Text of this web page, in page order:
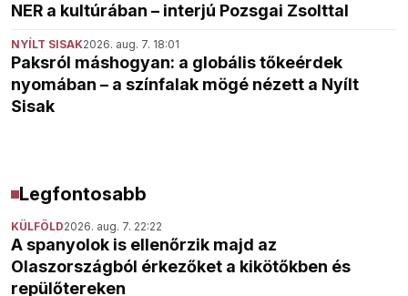
NER a kultúrában – interjú Pozsgai Zsolttal
NYÍLT SISAK2026. aug. 7. 18:01
Paksról máshogyan: a globális tőkeérdek
nyomában – a színfalak mögé nézett a Nyílt
Sisak
Legfontosabb
KÜLFÖLD2026. aug. 7. 22:22
A spanyolok is ellenőrzik majd az
Olaszországból érkezőket a kikötőkben és
repülőtereken